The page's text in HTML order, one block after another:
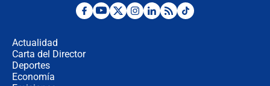
Desde dermatitis hasta infecciones:
Actualidad
Carta del Director
Deportes
Economía